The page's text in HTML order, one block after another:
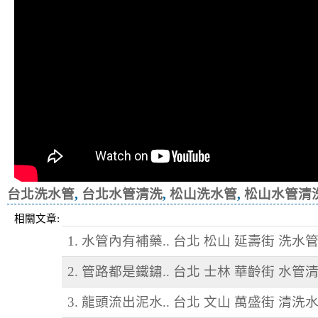
台北洗水管, 台北水管清洗, 松山洗水管, 松山水管清
相關文章:
1. 水管內有補藥.. 台北 松山 延壽街 洗水管
2. 管路都是鐵鏽.. 台北 士林 華齡街 水管
3. 龍頭流出泥水.. 台北 文山 萬盛街 清洗